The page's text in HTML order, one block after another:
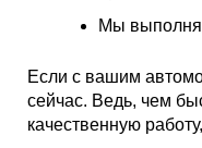
Мы
Если с вашим
сейчас. Ведь, чем
качественную